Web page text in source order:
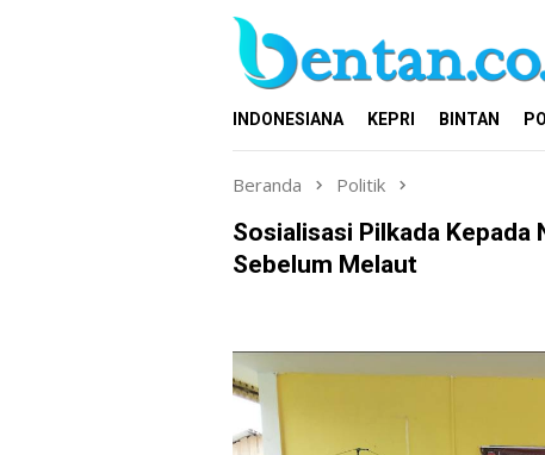
INDONESIANA KEPRI BINTAN
Beranda Politik
Sosialisasi Pilkada Kepada
Sebelum Melaut